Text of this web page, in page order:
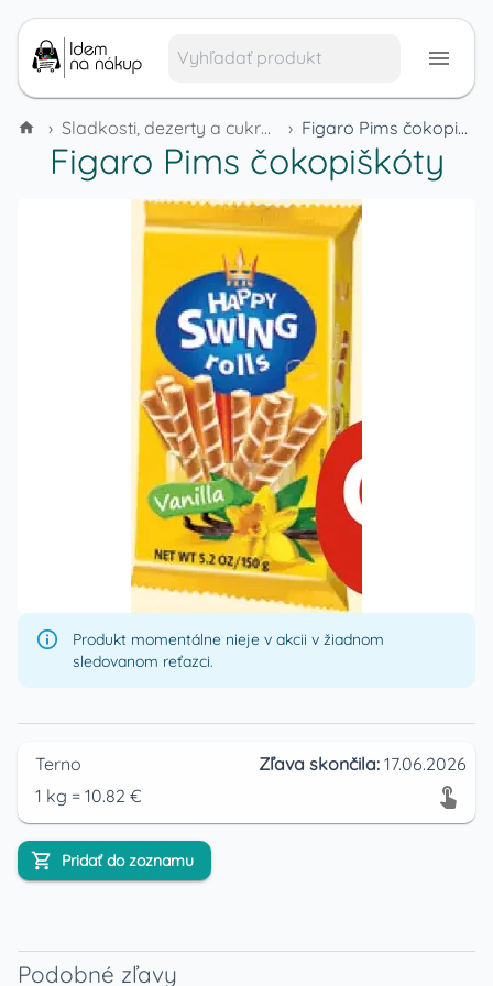
› Sladkosti, dezerty a cukrovinky › Figaro Pims čokopiškóty
Figaro Pims čokopiškóty
Produkt momentálne nieje v akcii v žiadnom
sledovanom reťazci.
Terno Zľava skončila: 17.06.2026
1 kg = 10.82 €
Pridať do zoznamu
Podobné zľavy